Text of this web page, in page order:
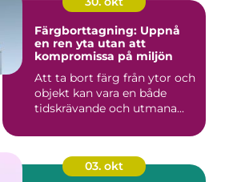
Färgborttagning: Uppnå
en ren yta utan att
kompromissa på miljön
Att ta bort färg från ytor och
objekt kan vara en både
tidskrävande och utmana...
03. okt